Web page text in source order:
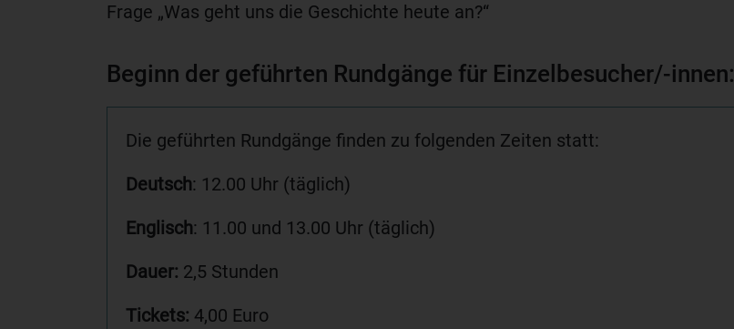
Frage „Was geht uns die Geschichte heute an?“
Beginn der geführten Rundgänge für Einzelbesucher/-innen:
Die geführten Rundgänge finden zu folgenden Zeiten statt:
Deutsch: 12.00 Uhr (täglich)
Englisch: 11.00 und 13.00 Uhr (täglich)
Dauer: 2,5 Stunden
Tickets: 4,00 Euro